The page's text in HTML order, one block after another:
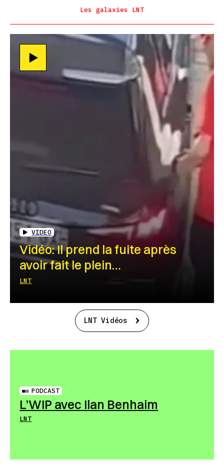
Les galaxies LNT
VIDEO
Vidéo: Il prend la fuite après
avoir fait le plein…
LNT
LNT Vidéos
PODCAST
L’WIP avec Ilan Benhaim
LNT